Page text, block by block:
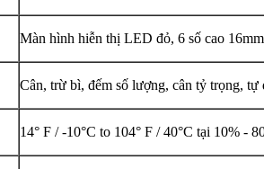
Màn hình hiễn thị LED đỏ, 6 số cao
Cân, trừ bì, đếm số lượng, cân tỷ trọng,
14° F / -10°C to 104° F / 40°C tại 10% -